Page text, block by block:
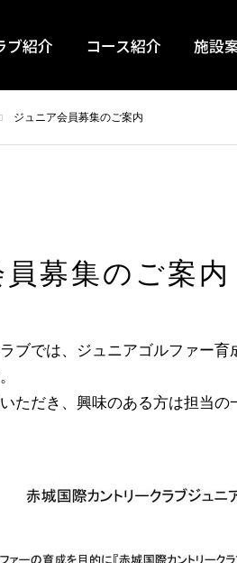
ブ紹介 コース紹介 施設
ジュニア会員募集のご案内
募集のご案内
ブでは、ジュニアゴルファー
ただき、興味のある方は担当の